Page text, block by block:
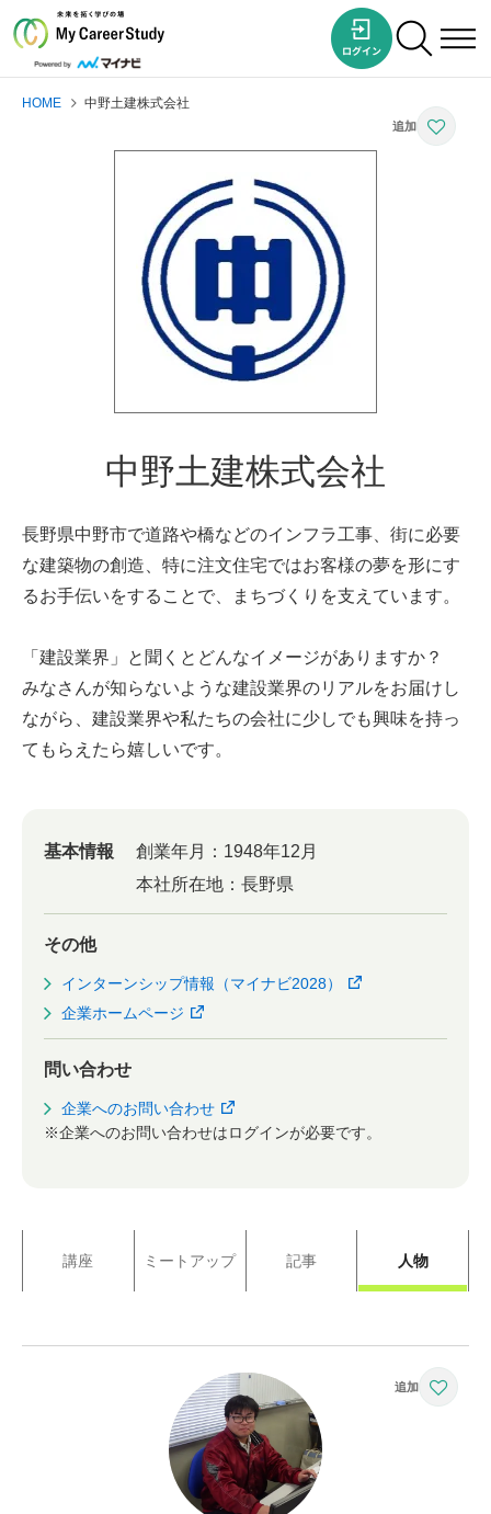
HOME 中野土建株式会社
中野土建株式会社
長野県中野市で道路や橋などのインフラ工事、街に必要
な建築物の創造、特に注文住宅ではお客様の夢を形にす
るお手伝いをすることで、まちづくりを支えています。
「建設業界」と聞くとどんなイメージがありますか？
みなさんが知らないような建設業界のリアルをお届けし
ながら、建設業界や私たちの会社に少しでも興味を持っ
てもらえたら嬉しいです。
基本情報 創業年月： 1948年12月
本社所在地： 長野県
その他
インターンシップ情報（マイナビ2028）
企業ホームページ
問い合わせ
企業へのお問い合わせ
※企業へのお問い合わせはログインが必要です。
講座 ミートアップ 記事 人物